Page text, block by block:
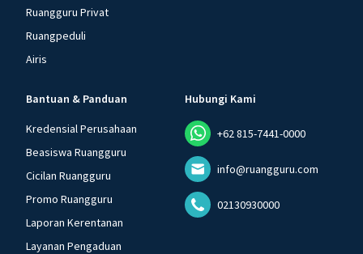
Ruangguru Privat
Ruangpeduli
Airis
Bantuan & Panduan
Kredensial Perusahaan
Beasiswa Ruangguru
Cicilan Ruangguru
Promo Ruangguru
Laporan Kerentanan
Layanan Pengaduan
Hubungi Kami
+62 815-7441-0000
info@ruangguru.com
02130930000